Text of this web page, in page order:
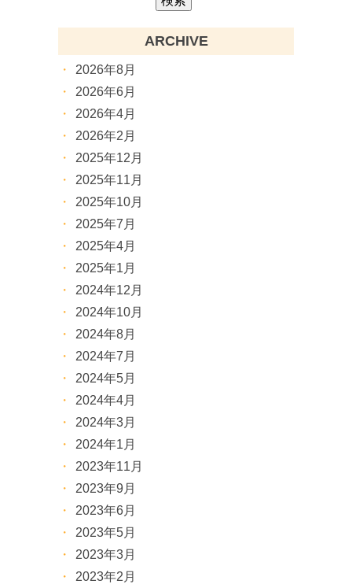
ARCHIVE
2026年8月
2026年6月
2026年4月
2026年2月
2025年12月
2025年11月
2025年10月
2025年7月
2025年4月
2025年1月
2024年12月
2024年10月
2024年8月
2024年7月
2024年5月
2024年4月
2024年3月
2024年1月
2023年11月
2023年9月
2023年6月
2023年5月
2023年3月
2023年2月